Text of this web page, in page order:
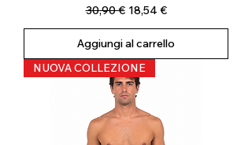
Prezzo regolare
30,90 € Prezzo scontato
18,54 €
Aggiungi al carrello
NUOVA COLLEZIONE